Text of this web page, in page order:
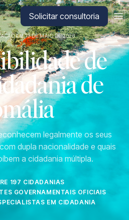
Solicitar consultoria
EM 19 DE MAIO DE 2026
de
de
legalmente os seus
dupla nacionalidade e quais
a cidadania múltipla.
197 CIDADANIAS
GOVERNAMENTAIS OFICIAIS
EM CIDADANIA